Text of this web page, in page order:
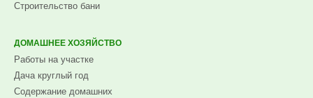
Строительство бани
ДОМАШНЕЕ ХОЗЯЙСТВО
Работы на участке
Дача круглый год
Содержание домашних